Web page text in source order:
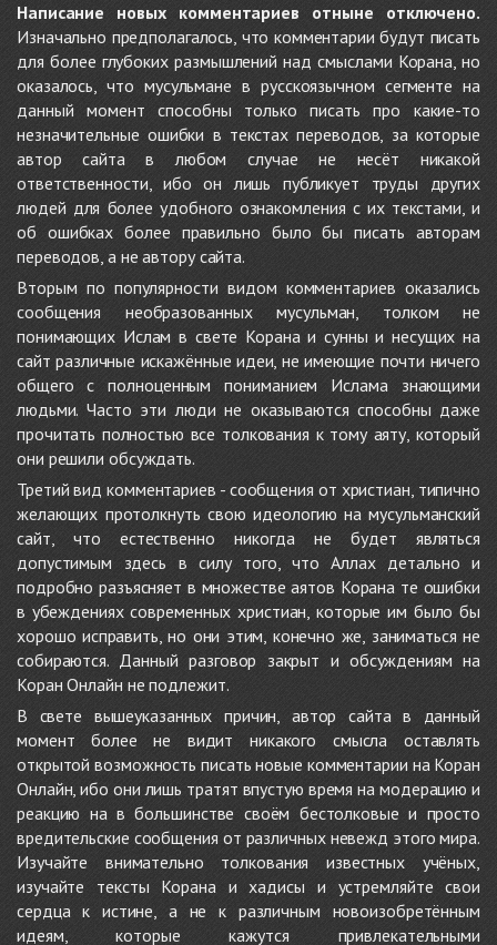
Написание новых комментариев отныне отключено.
Изначально предполагалось, что комментарии будут писать
для более глубоких размышлений над смыслами Корана, но
оказалось, что мусульмане в русскоязычном сегменте на
данный момент способны только писать про какие-то
незначительные ошибки в текстах переводов, за которые
автор сайта в любом случае не несёт никакой
ответственности, ибо он лишь публикует труды других
людей для более удобного ознакомления с их текстами, и
об ошибках более правильно было бы писать авторам
переводов, а не автору сайта.
Вторым по популярности видом комментариев оказались
сообщения необразованных мусульман, толком не
понимающих Ислам в свете Корана и сунны и несущих на
сайт различные искажённые идеи, не имеющие почти ничего
общего с полноценным пониманием Ислама знающими
людьми. Часто эти люди не оказываются способны даже
прочитать полностью все толкования к тому аяту, который
они решили обсуждать.
Третий вид комментариев - сообщения от христиан, типично
желающих протолкнуть свою идеологию на мусульманский
сайт, что естественно никогда не будет являться
допустимым здесь в силу того, что Аллах детально и
подробно разъясняет в множестве аятов Корана те ошибки
в убеждениях современных христиан, которые им было бы
хорошо исправить, но они этим, конечно же, заниматься не
собираются. Данный разговор закрыт и обсуждениям на
Коран Онлайн не подлежит.
В свете вышеуказанных причин, автор сайта в данный
момент более не видит никакого смысла оставлять
открытой возможность писать новые комментарии на Коран
Онлайн, ибо они лишь тратят впустую время на модерацию и
реакцию на в большинстве своём бестолковые и просто
вредительские сообщения от различных невежд этого мира.
Изучайте внимательно толкования известных учёных,
изучайте тексты Корана и хадисы и устремляйте свои
сердца к истине, а не к различным новоизобретённым
идеям, которые кажутся привлекательными